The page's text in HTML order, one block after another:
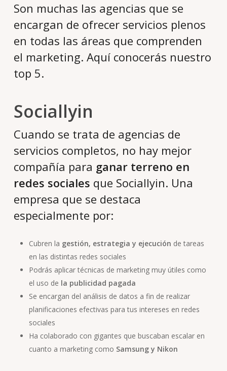
Son muchas las agencias que se
encargan de ofrecer servicios plenos
en todas las áreas que comprenden
el marketing. Aquí conocerás nuestro
top 5.
Sociallyin
Cuando se trata de agencias de
servicios completos, no hay mejor
compañía para ganar terreno en
redes sociales que Sociallyin. Una
empresa que se destaca
especialmente por:
Cubren la gestión, estrategia y ejecución de tareas
en las distintas redes sociales
Podrás aplicar técnicas de marketing muy útiles como
el uso de la publicidad pagada
Se encargan del análisis de datos a fin de realizar
planificaciones efectivas para tus intereses en redes
sociales
Ha colaborado con gigantes que buscaban escalar en
cuanto a marketing como Samsung y Nikon